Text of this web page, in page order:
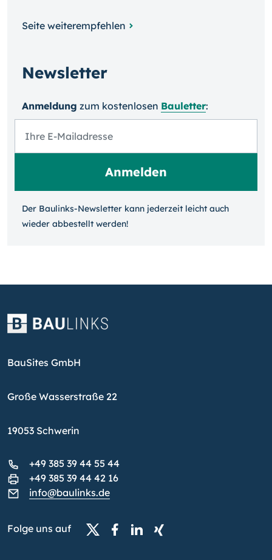
Seite weiterempfehlen
Newsletter
Anmeldung zum kosten­losen Bauletter:
Der Baulinks-Newsletter kann jeder­zeit leicht auch
wieder ab­bestellt werden!
BauSites GmbH
Große Wasserstraße 22
19053 Schwerin
+49 385 39 44 55 44
+49 385 39 44 42 16
info@baulinks.de
Folge uns auf